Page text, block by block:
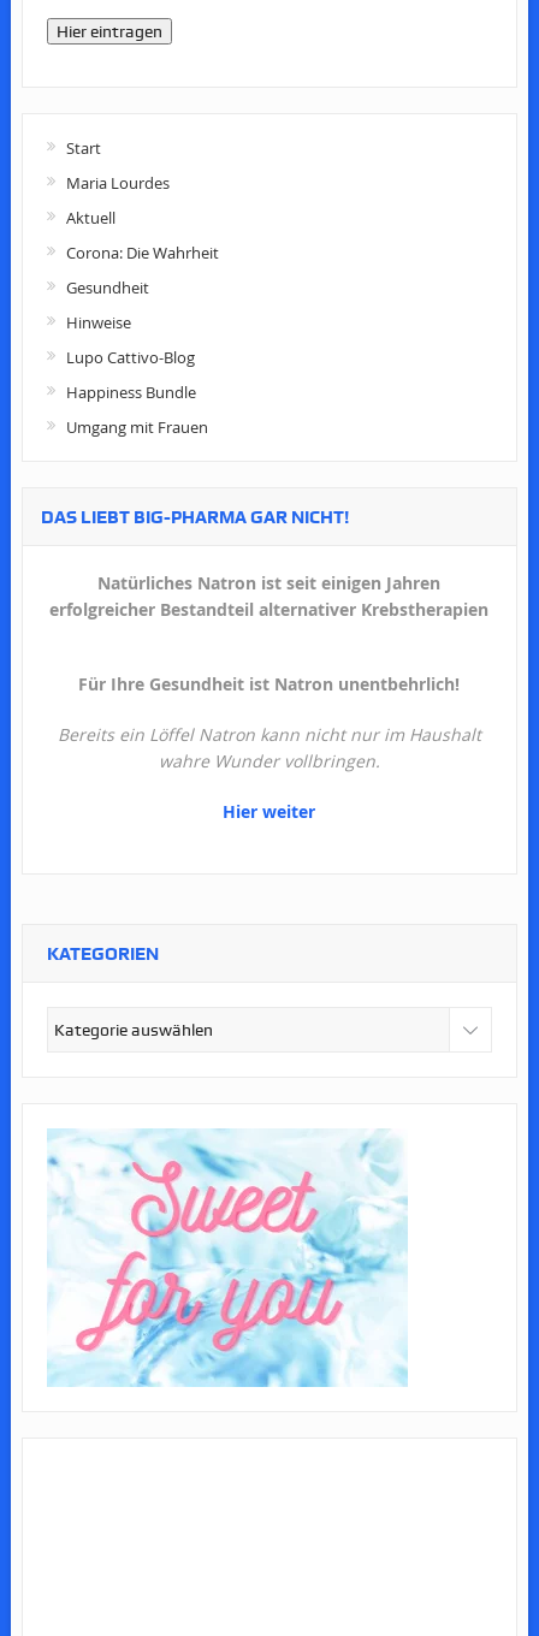
Hier eintragen
Start
Maria Lourdes
Aktuell
Corona: Die Wahrheit
Gesundheit
Hinweise
Lupo Cattivo-Blog
Happiness Bundle
Umgang mit Frauen
DAS LIEBT BIG-PHARMA GAR NICHT!
Natürliches Natron ist seit einigen Jahren
erfolgreicher Bestandteil alternativer Krebstherapien
Für Ihre Gesundheit ist Natron unentbehrlich!
Bereits ein Löffel Natron kann nicht nur im Haushalt
wahre Wunder vollbringen.
Hier weiter
KATEGORIEN